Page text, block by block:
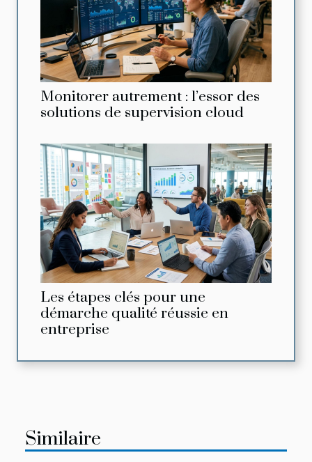
Monitorer autrement : l’essor des
solutions de supervision cloud
Les étapes clés pour une
démarche qualité réussie en
entreprise
Similaire